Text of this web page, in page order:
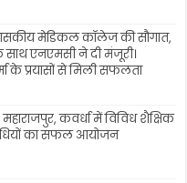
मेडिकल कॉलेज की सौगात,
साथ एनएमसी ने दी मंजूरी।
के प्रयासों से मिली सफलता
कवर्धा में विविध शैक्षिक
का सफल आयोजन